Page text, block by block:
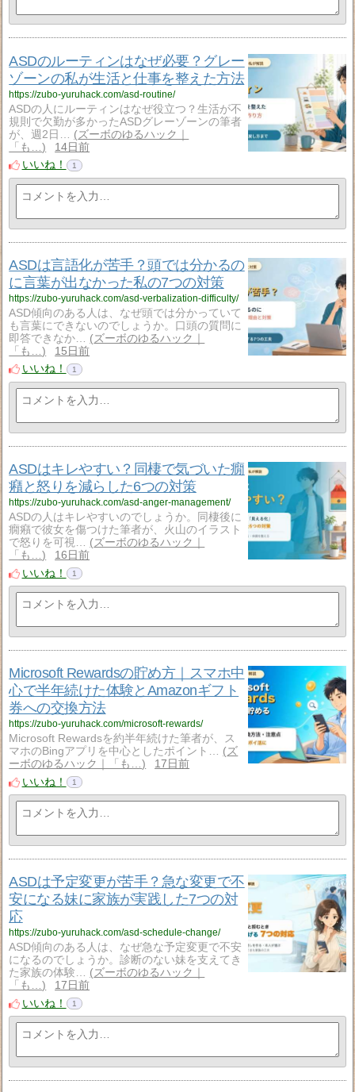
ASDのルーティンはなぜ必要？グレー
ゾーンの私が生活と仕事を整えた方法
https://zubo-yuruhack.com/asd-routine/
ASDの人にルーティンはなぜ役立つ？生活が不
規則で欠勤が多かったASDグレーゾーンの筆者
が、週2日…
ズーボのゆるハック｜
「も…
14日前
いいね！
1
ASDは言語化が苦手？頭では分かるの
に言葉が出なかった私の7つの対策
https://zubo-yuruhack.com/asd-verbalization-difficulty/
ASD傾向のある人は、なぜ頭では分かっていて
も言葉にできないのでしょうか。口頭の質問に
即答できなか…
ズーボのゆるハック｜
「も…
15日前
いいね！
1
ASDはキレやすい？同棲で気づいた癇
癪と怒りを減らした6つの対策
https://zubo-yuruhack.com/asd-anger-management/
ASDの人はキレやすいのでしょうか。同棲後に
癇癪で彼女を傷つけた筆者が、火山のイラスト
で怒りを可視…
ズーボのゆるハック｜
「も…
16日前
いいね！
1
Microsoft Rewardsの貯め方｜スマホ中
心で半年続けた体験とAmazonギフト
券への交換方法
https://zubo-yuruhack.com/microsoft-rewards/
Microsoft Rewardsを約半年続けた筆者が、ス
マホのBingアプリを中心としたポイント…
ズ
ーボのゆるハック｜「も…
17日前
いいね！
1
ASDは予定変更が苦手？急な変更で不
安になる妹に家族が実践した7つの対
応
https://zubo-yuruhack.com/asd-schedule-change/
ASD傾向のある人は、なぜ急な予定変更で不安
になるのでしょうか。診断のない妹を支えてき
た家族の体験…
ズーボのゆるハック｜
「も…
17日前
いいね！
1